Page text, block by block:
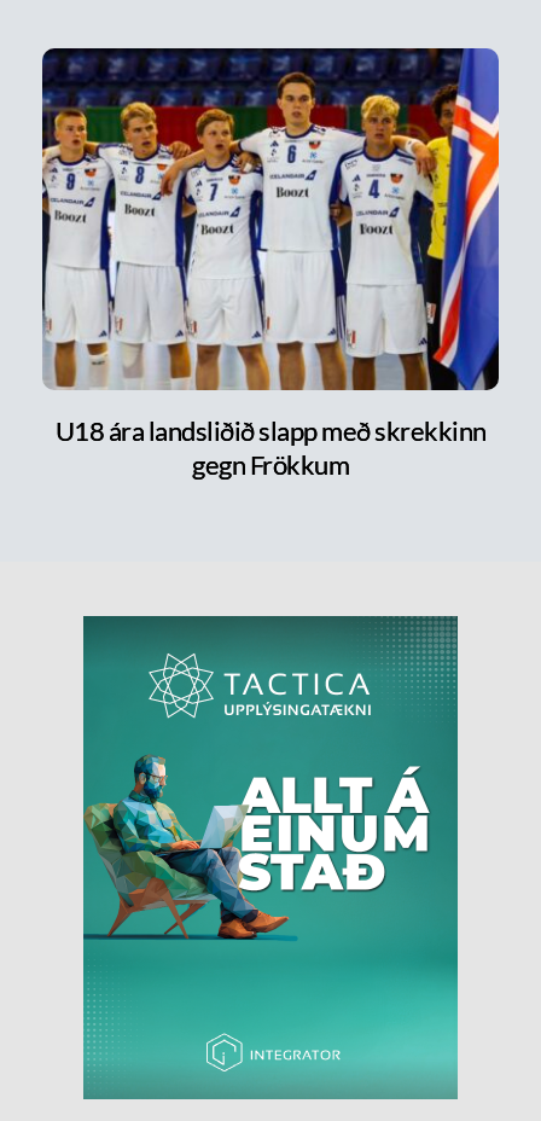
U18 ára landsliðið slapp með skrekkinn
gegn Frökkum